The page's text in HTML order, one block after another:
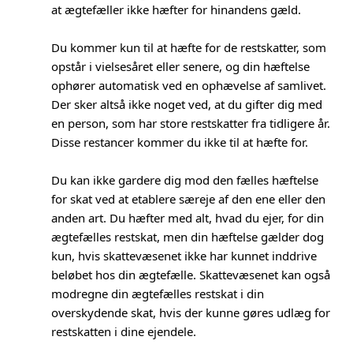
at ægtefæller ikke hæfter for hinandens gæld.
Du kommer kun til at hæfte for de restskatter, som
opstår i vielsesåret eller senere, og din hæftelse
ophører automatisk ved en ophævelse af samlivet.
Der sker altså ikke noget ved, at du gifter dig med
en person, som har store restskatter fra tidligere år.
Disse restancer kommer du ikke til at hæfte for.
Du kan ikke gardere dig mod den fælles hæftelse
for skat ved at etablere særeje af den ene eller den
anden art. Du hæfter med alt, hvad du ejer, for din
ægtefælles restskat, men din hæftelse gælder dog
kun, hvis skattevæsenet ikke har kunnet inddrive
beløbet hos din ægtefælle. Skattevæsenet kan også
modregne din ægtefælles restskat i din
overskydende skat, hvis der kunne gøres udlæg for
restskatten i dine ejendele.